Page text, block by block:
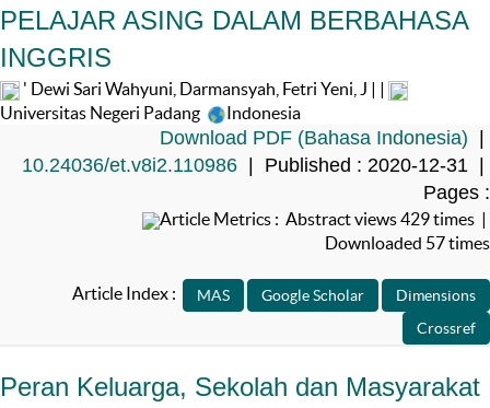
PELAJAR ASING DALAM BERBAHASA
INGGRIS
' Dewi Sari Wahyuni, Darmansyah, Fetri Yeni, J | |
Universitas Negeri Padang
Indonesia
Download PDF (Bahasa Indonesia)
10.24036/et.v8i2.110986 | Published : 2020-12-31 |
Pages :
Article Metrics : Abstract views 429 times |
Downloaded 57 times
Article Index :
Peran Keluarga, Sekolah dan Masyarakat